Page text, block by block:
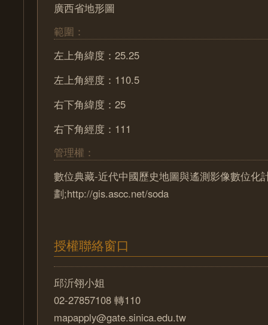
廣西省地形圖
範圍：
左上角緯度：25.25
左上角經度：110.5
右下角緯度：25
右下角經度：111
管理權：
數位典藏-近代中國歷史地圖與遙測影像數位化
劃;http://gis.ascc.net/soda
授權聯絡窗口
邱沂翎小姐
02-27857108 轉110
mapapply@gate.sinica.edu.tw